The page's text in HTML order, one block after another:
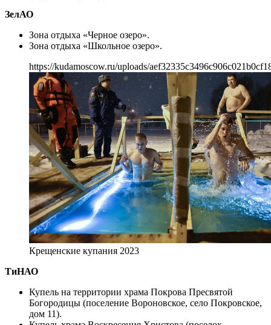
ЗелАО
Зона отдыха «Черное озеро».
Зона отдыха «Школьное озеро».
https://kudamoscow.ru/uploads/
Крещенские купания 2023
ТиНАО
Купель на территории храма Покрова Пресвятой
Богородицы (поселение Вороновское, село Покровское,
дом 11).